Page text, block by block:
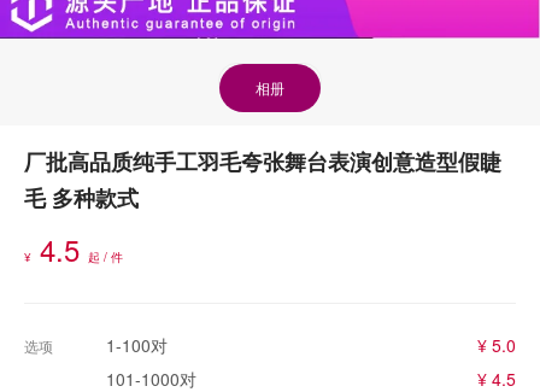
相册
厂批高品质纯手工羽毛夸张舞台表演创意造型假睫
毛 多种款式
¥ 4.5 起 / 件
选项 1-100对
¥ 5.0
101-1000对
¥ 4.5